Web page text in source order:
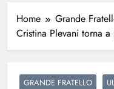
Home
Grande
Cristina Plevani torna
GRANDE FRATELLO